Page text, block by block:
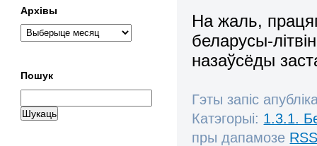
На жаль,
беларусы-
назаўсёды
Гэты запіс
Катэгорыі: 1.3.1.
пры дапамозе
Архівы
Пошук